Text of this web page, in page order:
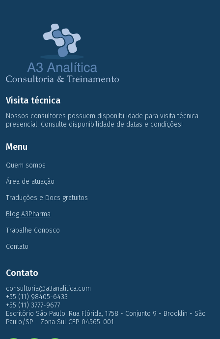
Visita técnica
Nossos consultores possuem disponibilidade para visita técnica
presencial. Consulte disponibilidade de datas e condições!
Menu
Quem somos
Área de atuação
Traduções e Docs gratuitos
Blog A3Pharma
Trabalhe Conosco
Contato
Contato
consultoria@a3analitica.com
+55 (11) 98405-6433
+55 (11) 3777-9677
Escritório São Paulo: Rua Flórida, 1758 - Conjunto 9 - Brooklin - São
Paulo/SP - Zona Sul CEP 04565-001